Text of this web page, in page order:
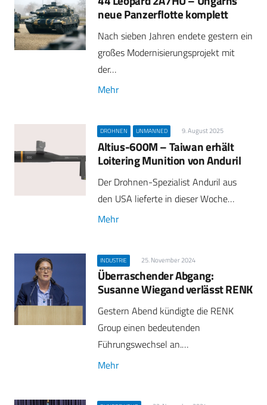
neue Panzerflotte komplett
Nach sieben Jahren endete gestern ein
großes Modernisierungsprojekt mit
der…
Mehr
DROHNEN UNMANNED 9. August 2025
Altius-600M – Taiwan erhält
Loitering Munition von Anduril
Der Drohnen-Spezialist Anduril aus
den USA lieferte in dieser Woche…
Mehr
INDUSTRIE 25. November 2024
Überraschender Abgang:
Susanne Wiegand verlässt RENK
Gestern Abend kündigte die RENK
Group einen bedeutenden
Führungswechsel an.…
Mehr